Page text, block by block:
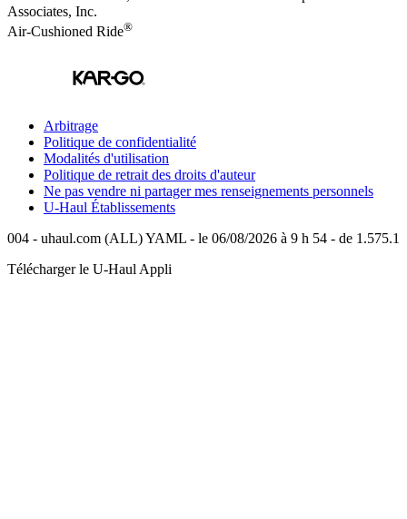
Associates, Inc.
Air-Cushioned Ride®
Arbitrage
Politique de confidentialité
Modalités d'utilisation
Politique de retrait des droits d'auteur
Ne pas vendre ni partager mes renseignements personnels
U-Haul Établissements
004 - uhaul.com (ALL) YAML - le 06/08/2026 à 9 h 54 - de 1.575.1
Télécharger le U-Haul Appli